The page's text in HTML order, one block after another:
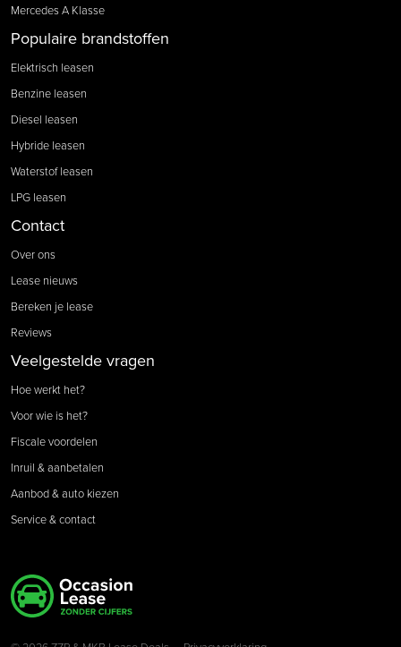
Mercedes A Klasse
Populaire brandstoffen
Elektrisch leasen
Benzine leasen
Diesel leasen
Hybride leasen
Waterstof leasen
LPG leasen
Contact
Over ons
Lease nieuws
Bereken je lease
Reviews
Veelgestelde vragen
Hoe werkt het?
Voor wie is het?
Fiscale voordelen
Inruil & aanbetalen
Aanbod & auto kiezen
Service & contact